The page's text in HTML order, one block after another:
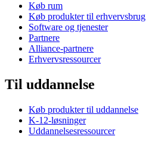
Køb rum
Køb produkter til erhvervsbrug
Software og tjenester
Partnere
Alliance-partnere
Erhvervsressourcer
Til uddannelse
Køb produkter til uddannelse
K-12-løsninger
Uddannelsesressourcer